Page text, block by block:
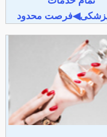
محدود